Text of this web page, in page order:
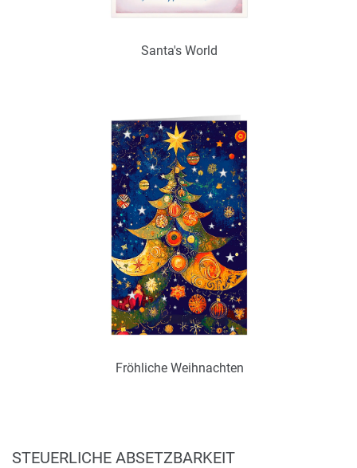
Santa's World
Verfügbar
Zum Merkzettel hinzufügen
Ohne / Mit Inneneindruck möglich
Fröhliche Weihnachten
STEUERLICHE ABSETZBARKEIT